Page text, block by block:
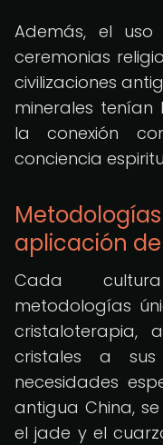
Además, el
ceremonias
civilizaciones
minerales
la conexión
conciencia
aplicación
Cada
metodologías
cristaloterapia,
cristales a sus
necesidades
antigua China,
el jade y el